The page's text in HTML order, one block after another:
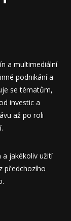
a multimediální
podnikání a
se tématům,
investic a
až po roli
a jakékoliv užití
předchozího